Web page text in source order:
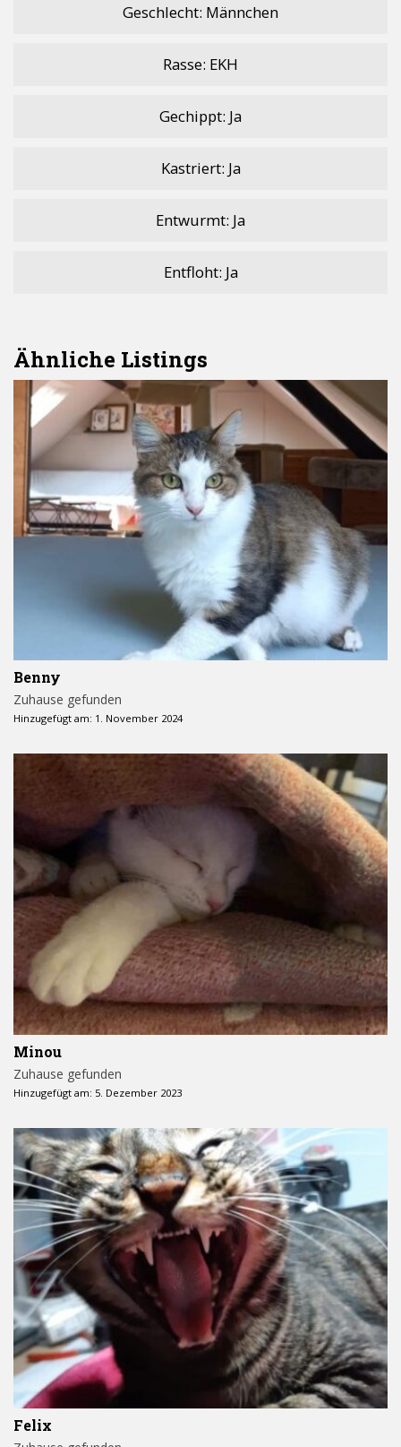
p n
k
Geschlecht: Männchen
Rasse: EKH
Gechippt: Ja
Kastriert: Ja
Entwurmt: Ja
Entfloht: Ja
Ähnliche Listings
Benny
Zuhause gefunden
Hinzugefügt am: 1. November 2024
Minou
Zuhause gefunden
Hinzugefügt am: 5. Dezember 2023
Felix